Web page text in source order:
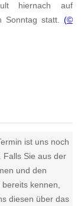
hiernach auf
Sonntag statt. (©
ist uns noch
Falls Sie aus der
und den
kennen,
diesen über das